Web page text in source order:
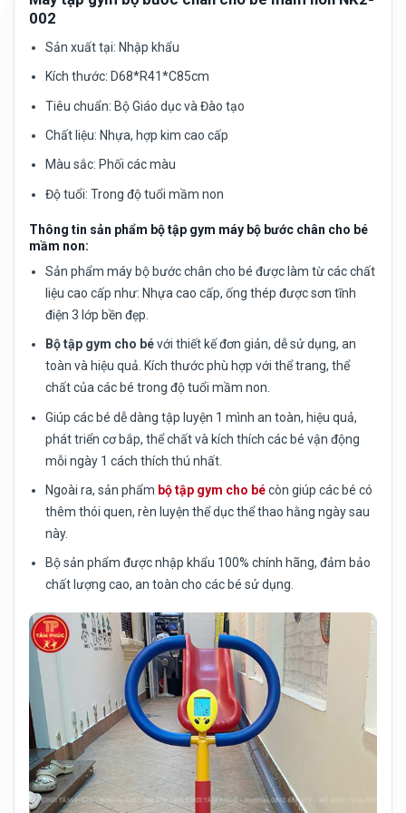
002
Sản xuất tại: Nhập khẩu
Kích thước: D68*R41*C85cm
Tiêu chuẩn: Bộ Giáo dục và Đào tạo
Chất liệu: Nhựa, hợp kim cao cấp
Màu sắc: Phối các màu
Độ tuổi: Trong độ tuổi mầm non
Thông tin sản phẩm bộ tập gym máy bộ bước chân cho bé
mầm non:
Sản phẩm máy bộ bước chân cho bé được làm từ các chất
liệu cao cấp như: Nhựa cao cấp, ống thép được sơn tĩnh
điện 3 lớp bền đẹp.
Bộ tập gym cho bévới thiết kế đơn giản, dễ sử dụng, an
toàn và hiệu quả. Kích thước phù hợp với thể trang, thể
chất của các bé trong độ tuổi mầm non.
Giúp các bé dễ dàng tập luyện 1 mình an toàn, hiệu quả,
phát triển cơ bắp, thể chất và kích thích các bé vận động
mỗi ngày 1 cách thích thú nhất.
Ngoài ra, sản phẩm bộ tập gym cho bécòn giúp các bé có
thêm thói quen, rèn luyện thể dục thể thao hằng ngày sau
này.
Bộ sản phẩm được nhập khẩu 100% chính hãng, đảm bảo
chất lượng cao, an toàn cho các bé sử dụng.